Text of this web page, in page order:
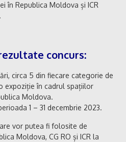
în Republica Moldova și ICR
concurs:
circa 5 din fiecare categorie de
expoziție în cadrul spațiilor
Moldova.
1 – 31 decembrie 2023.
vor putea fi folosite de
Moldova, CG RO și ICR la